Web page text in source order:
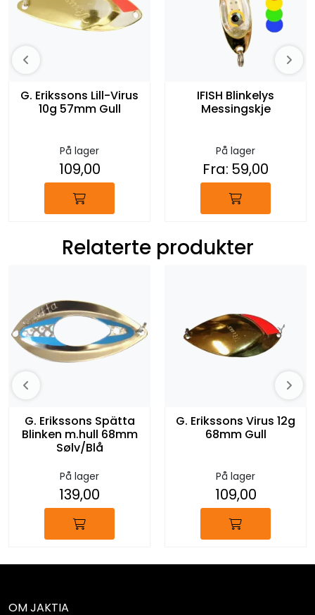
G. Erikssons Lill-Virus
10g 57mm Gull
På lager
109,00
IFISH Blinkelys
Messingskje
På lager
Fra: 59,00
Relaterte produkter
G. Erikssons Spätta
Blinken m.hull 68mm
Sølv/Blå
På lager
139,00
G. Erikssons Virus 12g
68mm Gull
På lager
109,00
OM JAKTIA